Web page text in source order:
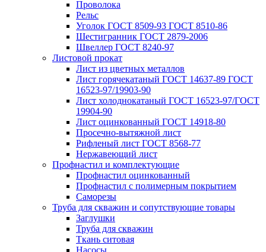
Проволока
Рельс
Уголок ГОСТ 8509-93 ГОСТ 8510-86
Шестигранник ГОСТ 2879-2006
Швеллер ГОСТ 8240-97
Листовой прокат
Лист из цветных металлов
Лист горячекатаный ГОСТ 14637-89 ГОСТ
16523-97/19903-90
Лист холоднокатаный ГОСТ 16523-97/ГОСТ
19904-90
Лист оцинкованный ГОСТ 14918-80
Просечно-вытяжной лист
Рифленый лист ГОСТ 8568-77
Нержавеющий лист
Профнастил и комплектующие
Профнастил оцинкованный
Профнастил с полимерным покрытием
Саморезы
Труба для скважин и сопутствующие товары
Заглушки
Труба для скважин
Ткань ситовая
Насосы